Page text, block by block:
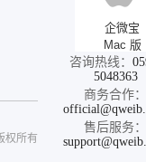
企微宝
Mac 版
咨询热线：
5048363
商务合作：
售后服务：
权所有